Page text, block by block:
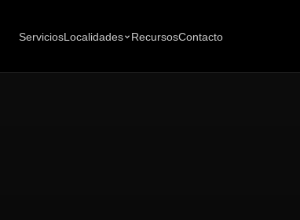
ServiciosLocalidades RecursosContacto